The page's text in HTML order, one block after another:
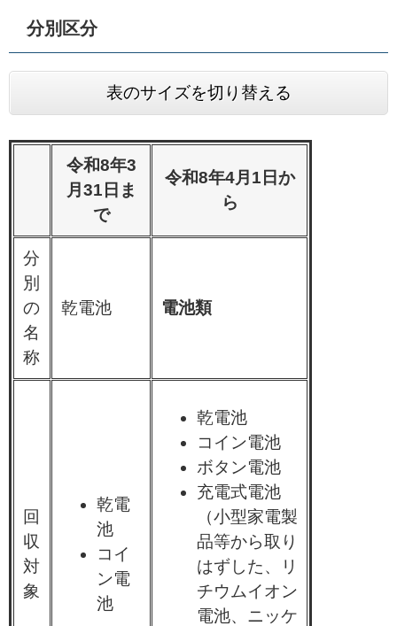
分別区分
表のサイズを切り替える
令和8年3
月31日ま
で
令和8年4月1日か
ら
分
別
の
名
称
乾電池 電池類
回
収
対
象
乾電
池
コイ
ン電
池
乾電池
コイン電池
ボタン電池
充電式電池
（小型家電製
品等から取り
はずした、リ
チウムイオン
電池、ニッケ